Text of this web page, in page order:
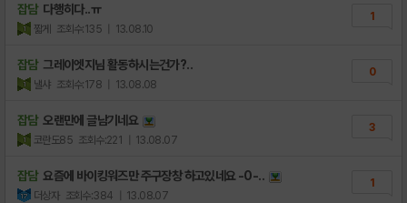
잡담 다행히다..ㅠ
짧게 조회수:135 | 13.08.10
1
잡담 그레이엣지님 활동하시는건가?..
낼샤 조회수:178 | 13.08.08
0
잡담 오랜만에 글남기네요
코란도85 조회수:221 | 13.08.07
3
잡담 요즘에 바이킹워즈만 주구장창 하고있네요 -0-..
더상자 조회수:384 | 13.08.07
1